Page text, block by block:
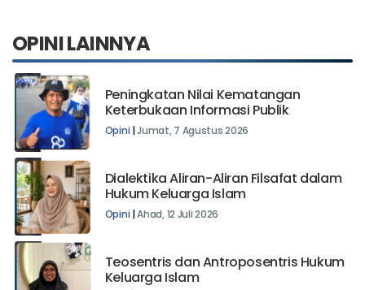
OPINI LAINNYA
Peningkatan Nilai Kematangan
Keterbukaan Informasi Publik
Opini |Jumat, 7 Agustus 2026
Dialektika Aliran-Aliran Filsafat dalam
Hukum Keluarga Islam
Opini |Ahad, 12 Juli 2026
Teosentris dan Antroposentris Hukum
Keluarga Islam